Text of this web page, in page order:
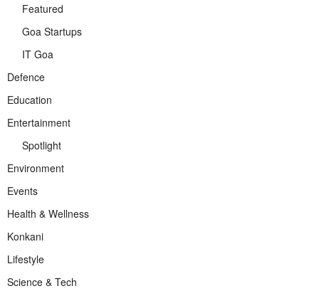
Featured
Goa Startups
IT Goa
Defence
Education
Entertainment
Spotlight
Environment
Events
Health & Wellness
Konkani
Lifestyle
Science & Tech